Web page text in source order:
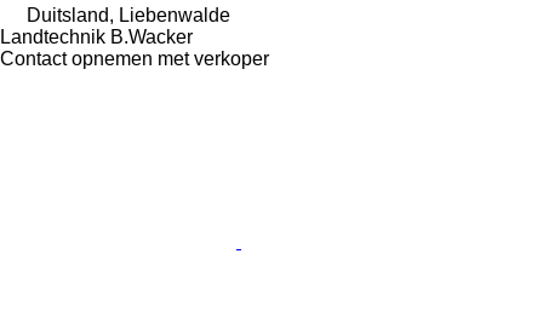
Duitsland, Liebenwalde
Landtechnik B.Wacker
Contact opnemen met verkoper